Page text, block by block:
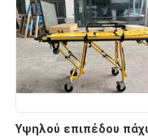
Υψηλού επιπέδου